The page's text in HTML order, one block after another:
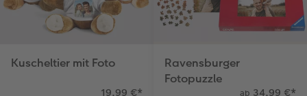
Kuscheltier mit Foto
19,99 €*
Ravensburger
Fotopuzzle
ab 34,99 €*